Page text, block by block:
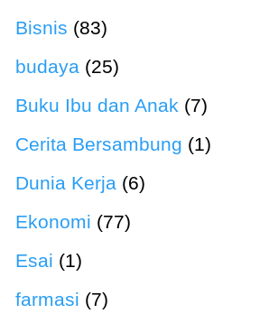
Bisnis (83)
budaya (25)
Buku Ibu dan Anak (7)
Cerita Bersambung (1)
Dunia Kerja (6)
Ekonomi (77)
Esai (1)
farmasi (7)